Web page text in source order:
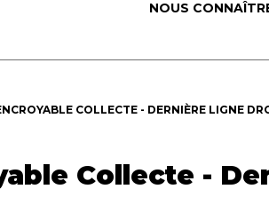
NOUS
COLLECTE - DERNIÈRE LIGNE
Collecte -